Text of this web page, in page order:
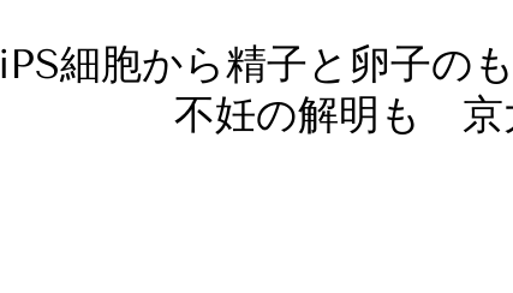
iPS細胞から精子と卵子の
不妊の解明も 京